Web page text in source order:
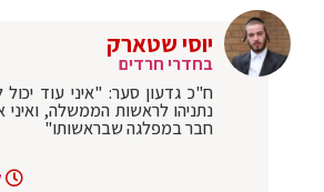
יוסי שטארק
בחדרי חרדים
ח"כ גדעון סער: "איני עוד יכול
נתניהו לראשות הממשלה, ואיני
חבר במפלגה שבראשותו"